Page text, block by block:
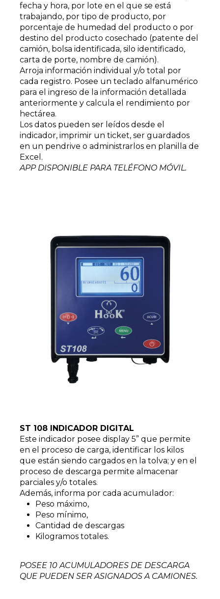
fecha y hora, por lote en el que se está
trabajando, por tipo de producto, por
porcentaje de humedad del producto o por
destino del producto cosechado (patente del
camión, bolsa identificada, silo identificado,
carta de porte, nombre de camión).
Arroja información individual y/o total por
cada registro. Posee un teclado alfanumérico
para el ingreso de la información detallada
anteriormente y calcula el rendimiento por
hectárea.
Los datos pueden ser leídos desde el
indicador, imprimir un ticket, ser guardados
en un pendrive o administrarlos en planilla de
Excel.
APP DISPONIBLE PARA TELÉFONO MÓVIL.
ST 108 INDICADOR DIGITAL
Este indicador posee display 5” que permite
en el proceso de carga, identificar los kilos
que están siendo cargados en la tolva; y en el
proceso de descarga permite almacenar
parciales y/o totales.
Además, informa por cada acumulador:
Peso máximo,
Peso mínimo,
Cantidad de descargas
Kilogramos totales.
POSEE 10 ACUMULADORES DE DESCARGA
QUE PUEDEN SER ASIGNADOS A CAMIONES.